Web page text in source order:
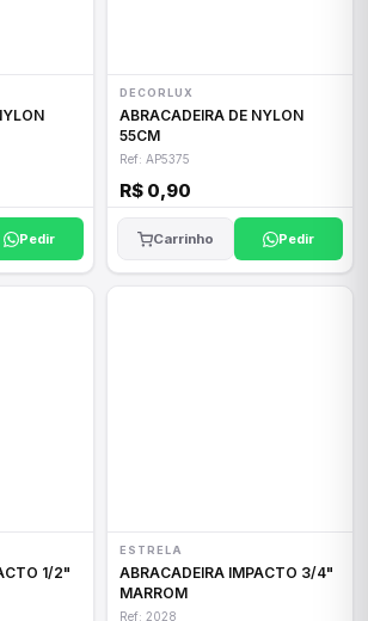
Pedir
DECORLUX
ABRACADEIRA DE NYLON
55CM
Ref: AP5375
R$ 0,90
Carrinho Pedir
1/2"
ESTRELA
ABRACADEIRA IMPACTO 3/4"
MARROM
Ref: 2028